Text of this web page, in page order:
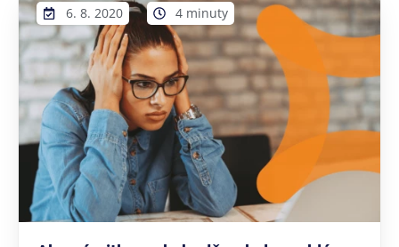
6. 8. 2020 4 minuty